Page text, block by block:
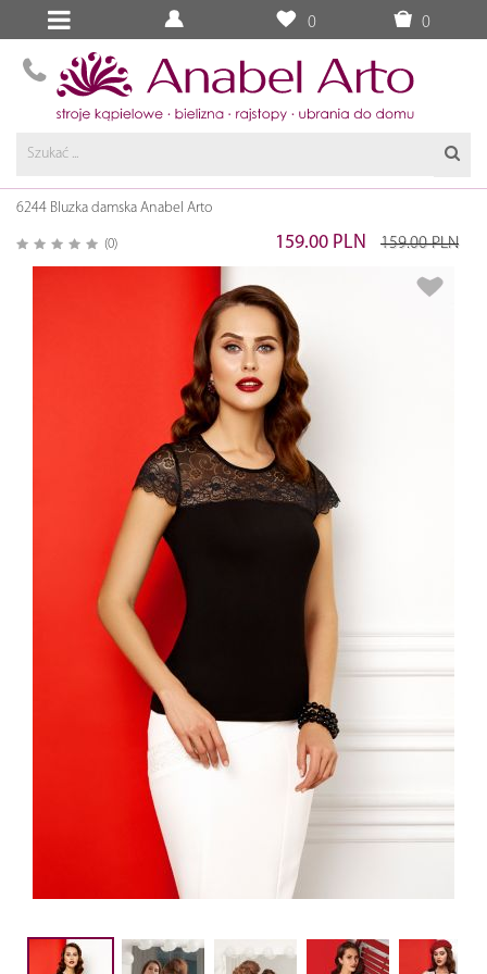
0 0
6244 Bluzka damska Anabel Arto
(0) 159.00 PLN 159.00 PLN